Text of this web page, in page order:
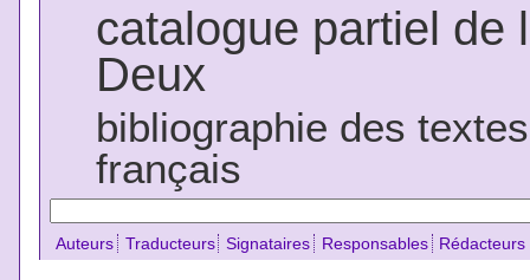
catalogue partiel de
Deux
bibliographie des
français
Auteurs Traducteurs Signataires Responsables Rédacteurs